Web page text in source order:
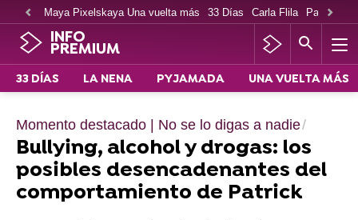
Maya Pixelskaya Una vuelta más 33 Días Carla Flila Paco
INFO
PREMIUM
33 DÍAS LA NENA PYJAMADA UNA VUELTA MÁS
Momento destacado | No se lo digas a nadie
Bullying, alcohol y drogas: los
posibles desencadenantes del
comportamiento de Patrick